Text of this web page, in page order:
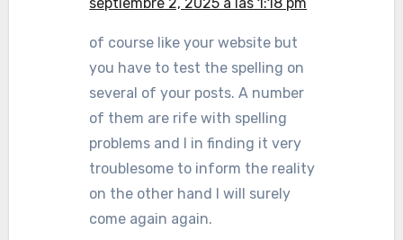
of course like your website but
you have to test the spelling on
several of your posts. A number
of them are rife with spelling
problems and I in finding it very
troublesome to inform the reality
on the other hand I will surely
come again again.